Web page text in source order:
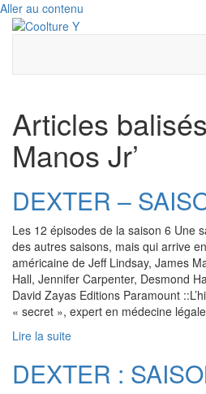
Aller au contenu
Articles
Manos Jr’
DEXTER –
Les 12 épisodes de la saison 6 Une
des autres saisons, mais qui arrive
américaine de Jeff Lindsay, James
Hall, Jennifer Carpenter, Desmond
David Zayas Editions Paramount
« secret », expert en médecine
Lire la suite
DEXTER :